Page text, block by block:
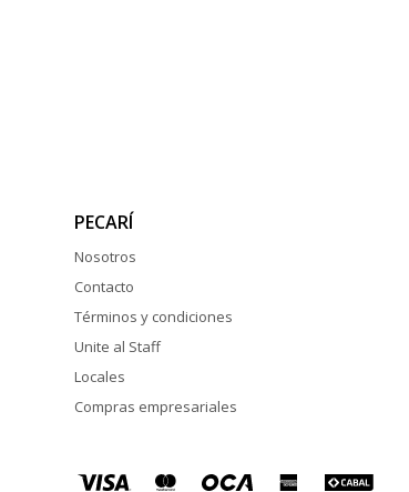
PECARÍ
Nosotros
Contacto
Términos y condiciones
Unite al Staff
Locales
Compras empresariales